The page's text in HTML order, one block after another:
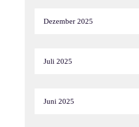
Dezember 2025
Juli 2025
Juni 2025